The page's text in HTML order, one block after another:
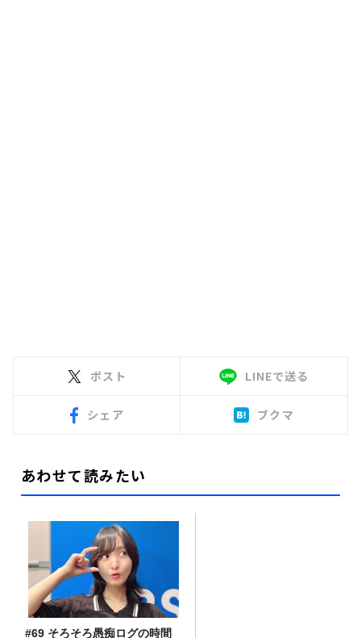
ポスト LINEで送る
シェア ブクマ
あわせて読みたい
#69 そろそろ愚痴ログの時間